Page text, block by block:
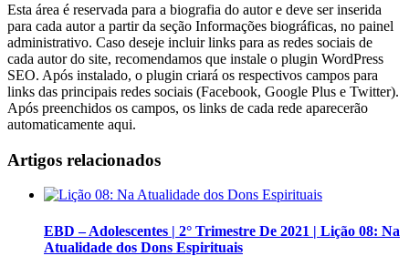
Esta área é reservada para a biografia do autor e deve ser inserida
para cada autor a partir da seção Informações biográficas, no painel
administrativo. Caso deseje incluir links para as redes sociais de
cada autor do site, recomendamos que instale o plugin WordPress
SEO. Após instalado, o plugin criará os respectivos campos para
links das principais redes sociais (Facebook, Google Plus e Twitter).
Após preenchidos os campos, os links de cada rede aparecerão
automaticamente aqui.
Artigos relacionados
EBD – Adolescentes | 2° Trimestre De 2021 | Lição 08: Na
Atualidade dos Dons Espirituais